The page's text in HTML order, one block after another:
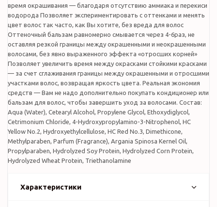
время окрашивания — благодаря отсутствию аммиака и перекиси
водорода Позволяет экспериментировать с оттенками и менять
цвет волос так часто, как Вы хотите, без вреда для волос
Оттеночный бальзам равномерно смывается через 4-6раз, не
оставляя резкой границы между окрашенными и неокрашенными
волосами, без явно выраженного эффекта «отросших корней»
Позволяет увеличить время между окрасками стойкими красками
— за счет сглаживания границы между окрашенными и отросшими
участками волос, возвращая яркость цвета. Реальная экономия
средств — Вам не надо дополнительно покупать кондиционер или
бальзам для волос, чтобы завершить уход за волосами. Состав:
Aqua (Water), Cetearyl Alcohol, Propylene Glycol, Ethoxydiglycol,
Cetrimonium Chloride, 4-Hydroxypropylamino-3-Nitrophenol, HC
Yellow No.2, Hydroxyethylcellulose, HC Red No.3, Dimethicone,
Methylparaben, Parfum (Fragrance), Argania Spinosa Kernel Oil,
Propylparaben, Hydrolyzed Soy Protein, Hydrolyzed Corn Protein,
Hydrolyzed Wheat Protein, Triethanolamine
Характеристики